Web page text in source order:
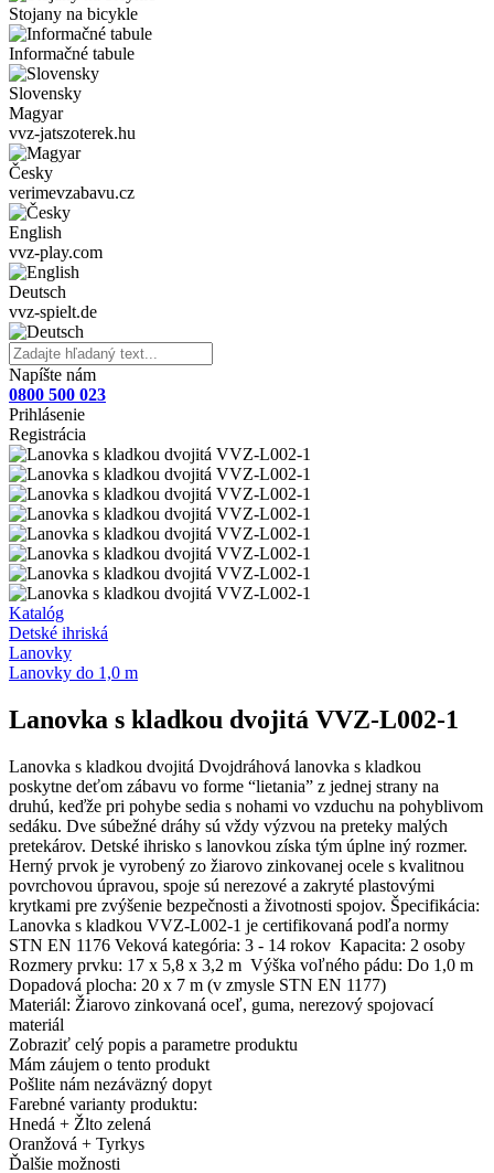
Stojany na bicykle
Informačné tabule
Slovensky
Magyar
vvz-jatszoterek.hu
Česky
verimevzabavu.cz
English
vvz-play.com
Deutsch
vvz-spielt.de
Napíšte nám
0800 500 023
Prihlásenie
Registrácia
Katalóg
Detské ihriská
Lanovky
Lanovky do 1,0 m
Lanovka s kladkou dvojitá VVZ-L002-1
Lanovka s kladkou dvojitá Dvojdráhová lanovka s kladkou
poskytne deťom zábavu vo forme “lietania” z jednej strany na
druhú, keďže pri pohybe sedia s nohami vo vzduchu na pohyblivom
sedáku. Dve súbežné dráhy sú vždy výzvou na preteky malých
pretekárov. Detské ihrisko s lanovkou získa tým úplne iný rozmer.
Herný prvok je vyrobený zo žiarovo zinkovanej ocele s kvalitnou
povrchovou úpravou, spoje sú nerezové a zakryté plastovými
krytkami pre zvýšenie bezpečnosti a životnosti spojov. Špecifikácia:
Lanovka s kladkou VVZ-L002-1 je certifikovaná podľa normy
STN EN 1176 Veková kategória: 3 - 14 rokov Kapacita: 2 osoby
Rozmery prvku: 17 x 5,8 x 3,2 m Výška voľného pádu: Do 1,0 m
Dopadová plocha: 20 x 7 m (v zmysle STN EN 1177)
Materiál: Žiarovo zinkovaná oceľ, guma, nerezový spojovací
materiál
Zobraziť celý popis a parametre produktu
Mám záujem o tento produkt
Pošlite nám nezáväzný dopyt
Farebné varianty produktu:
Hnedá + Žlto zelená
Oranžová + Tyrkys
Ďalšie možnosti